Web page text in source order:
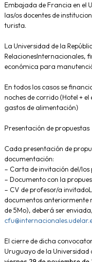
Embajada de Francia en el
las/os docentes de
turista.
La Universidad de la
RelacionesInternacionales,
económica para
En todos los casos se
noches de corrido (Hotel +
gastos de alimentación)
Presentación de propuestas
Cada presentación de
documentación:
– Carta de invitación del/
– Documento con la
– CV de profesor/a invitado
documentos anteriormente
de 5Mo), deberá ser
El cierre de dicha
Uruguayo de la Universidad